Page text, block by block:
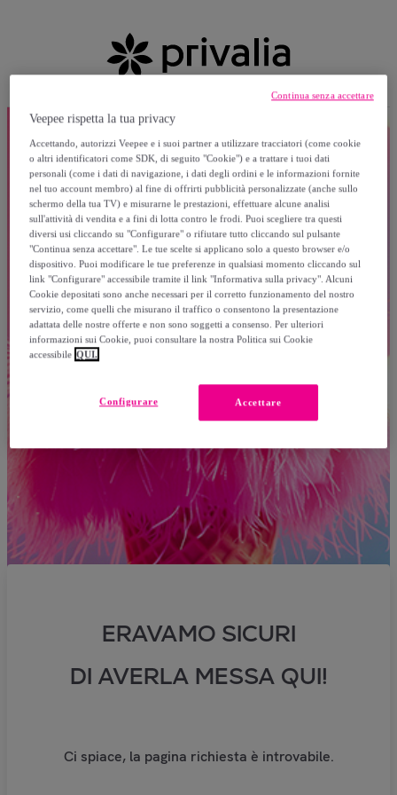
ERAVAMO SICURI
DI AVERLA MESSA QUI!
Ci spiace, la pagina richiesta è introvabile.
Veepee rispetta la tua privacy
Accettando, autorizzi Veepee e i suoi partner a utilizzare tracciatori (come cookie
o altri identificatori come SDK, di seguito "Cookie") e a trattare i tuoi dati
personali (come i dati di navigazione, i dati degli ordini e le informazioni fornite
nel tuo account membro) al fine di offrirti pubblicità personalizzate (anche sullo
schermo della tua TV) e misurarne le prestazioni, effettuare alcune analisi
sull'attività di vendita e a fini di lotta contro le frodi. Puoi scegliere tra questi
diversi usi cliccando su "Configurare" o rifiutare tutto cliccando sul pulsante
"Continua senza accettare". Le tue scelte si applicano solo a questo browser e/o
dispositivo. Puoi modificare le tue preferenze in qualsiasi momento cliccando sul
link "Configurare" accessibile tramite il link "Informativa sulla privacy". Alcuni
Cookie depositati sono anche necessari per il corretto funzionamento del nostro
servizio, come quelli che misurano il traffico o consentono la presentazione
adattata delle nostre offerte e non sono soggetti a consenso. Per ulteriori
informazioni sui Cookie, puoi consultare la nostra Politica sui Cookie
accessibile QUI.
Accettare
Configurare
Continua senza accettare